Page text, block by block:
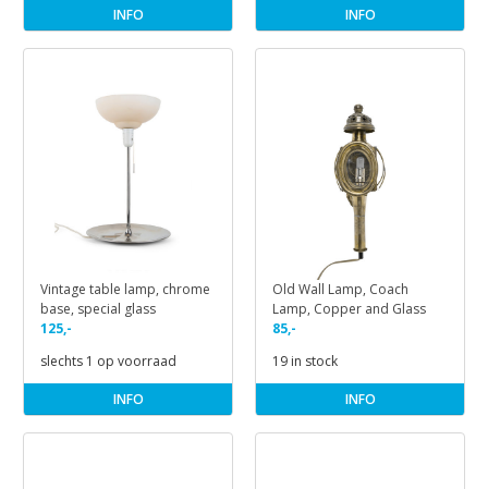
INFO INFO
Vintage table lamp, chrome
base, special glass
125,-
slechts 1 op voorraad
INFO
Old Wall Lamp, Coach
Lamp, Copper and Glass
85,-
19 in stock
INFO